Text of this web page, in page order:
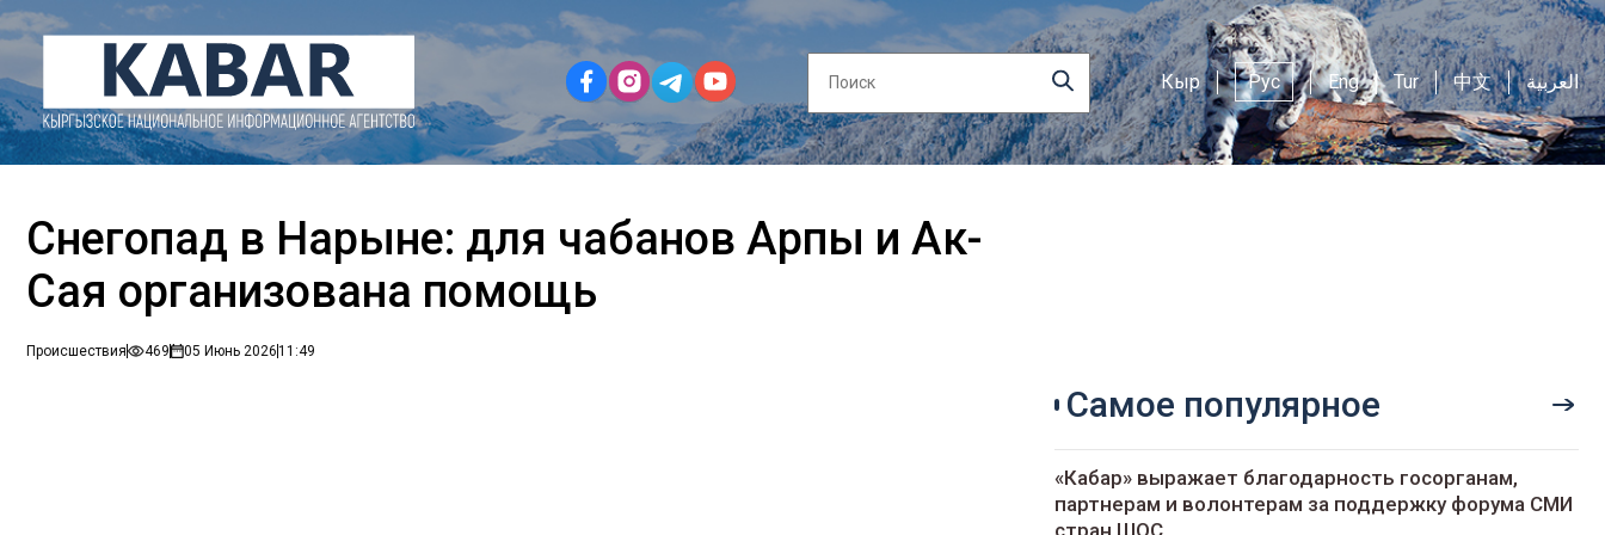
Кыр Рус Eng Tur 中文 العربية
Снегопад в Нарыне: для чабанов Арпы и Ак-
Сая организована помощь
Происшествия 469 05 Июнь 202611:49
Самое популярное
«Кабар» выражает благодарность госорганам,
партнерам и волонтерам за поддержку форума СМИ